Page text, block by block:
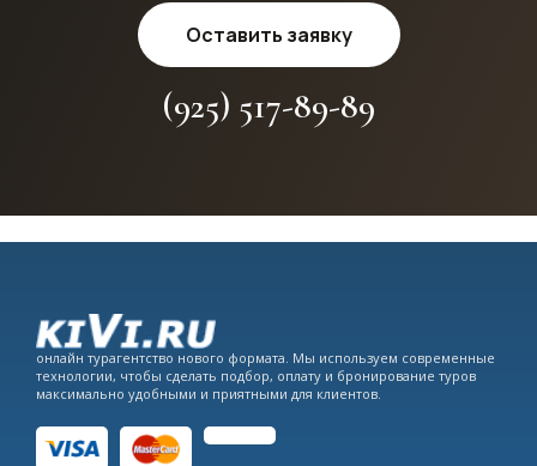
Оставить заявку
(925) 517-89-89
онлайн турагентство нового формата. Мы используем современные
технологии, чтобы сделать подбор, оплату и бронирование туров
максимально удобными и приятными для клиентов.